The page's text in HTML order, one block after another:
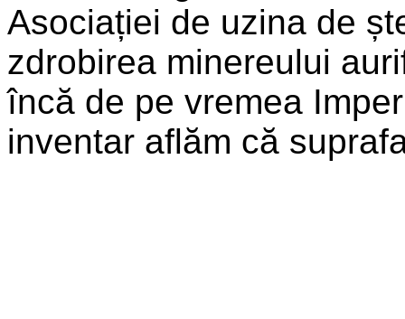
Asociației de uzina de
zdrobirea minereului
încă de pe vremea
inventar aflăm că